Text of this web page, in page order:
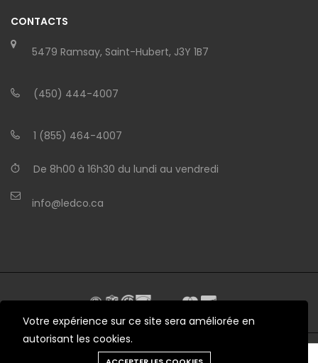
CONTACTS
5479 Ramsay, Saint-Hubert, J3Y 1B7
(450) 444-4007
1 (855) 464-4007
De 8h00 à 16h30 du lundi au vendredi
info@ledco.ca
Votre expérience sur ce site sera améliorée en
autorisant les cookies.